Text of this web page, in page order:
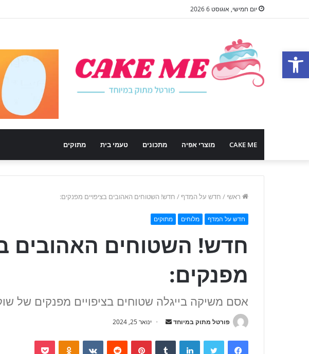
פתח סרגל נגישות
יום חמישי, אוגוסט 6 2026
CAKE ME מוצרי אפיה מתכונים טעמי בית מתוקים
ראשי / חדש על המדף / חדש! השטוחים האהובים בציפויים מפנקים:
חדש על המדף מלוחים מתוקים
חדש! השטוחים האהובים
מפנקים:
אסם משיקה בייגלה שטוחים בציפויים מפנקים של
פורטל מתוק במיוחד
n
ינואר 25, 2024
LinkedIn